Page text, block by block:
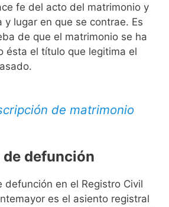
fe del acto del matrimonio y
y lugar en que se contrae. Es
de que el matrimonio se ha
ésta el título que legitima el
de matrimonio
defunción
defunción en el Registro Civil
es el asiento registral